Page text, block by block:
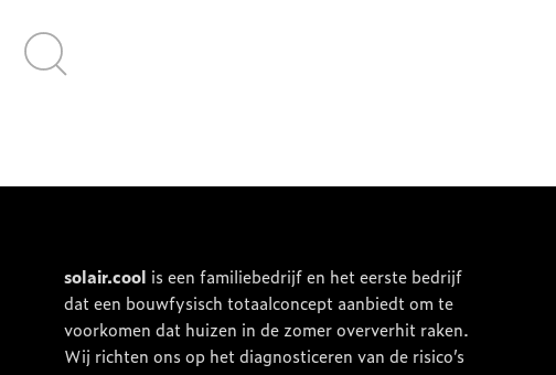
solair.cool is een familiebedrijf en het eerste bedrijf
dat een bouwfysisch totaalconcept aanbiedt om te
voorkomen dat huizen in de zomer oververhit raken.
Wij richten ons op het diagnosticeren van de risico’s